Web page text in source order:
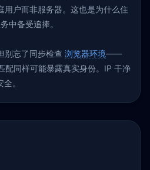
用户而非服务器。这也是为什么住
中备受追捧。
别忘了同步检查 浏览器环境——
配同样可能暴露真实身份。IP 干净
。